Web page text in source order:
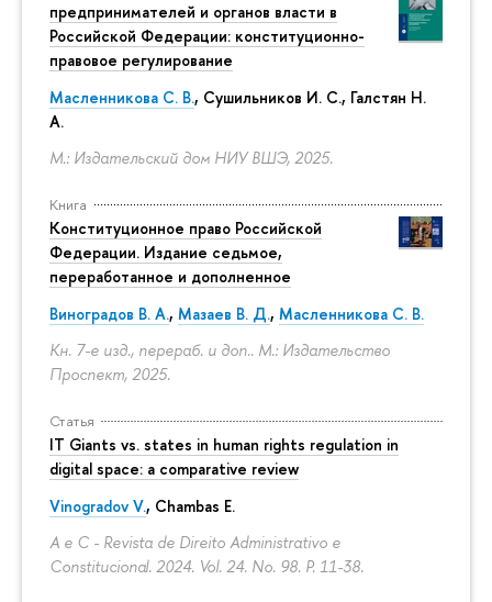
предпринимателей и органов власти в
Российской Федерации: конституционно-
правовое регулирование
Масленникова С. В., Сушильников И. С., Галстян Н.
А.
М.: Издательский дом НИУ ВШЭ, 2025.
Книга
Конституционное право Российской
Федерации. Издание седьмое,
переработанное и дополненное
Виноградов В. А., Мазаев В. Д., Масленникова С. В.
Кн. 7-е изд., перераб. и доп.. М.: Издательство
Проспект, 2025.
Статья
IT Giants vs. states in human rights regulation in
digital space: a comparative review
Vinogradov V., Chambas E.
A e C - Revista de Direito Administrativo e
Constitucional. 2024. Vol. 24. No. 98. P. 11-38.